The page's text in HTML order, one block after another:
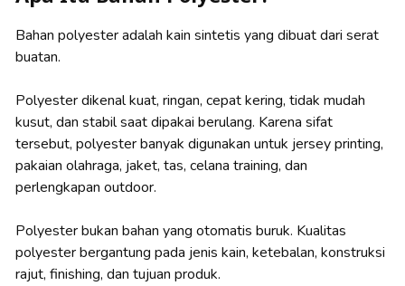
Bahan polyester adalah kain sintetis yang dibuat dari serat
buatan.
Polyester dikenal kuat, ringan, cepat kering, tidak mudah
kusut, dan stabil saat dipakai berulang. Karena sifat
tersebut, polyester banyak digunakan untuk jersey printing,
pakaian olahraga, jaket, tas, celana training, dan
perlengkapan outdoor.
Polyester bukan bahan yang otomatis buruk. Kualitas
polyester bergantung pada jenis kain, ketebalan, konstruksi
rajut, finishing, dan tujuan produk.